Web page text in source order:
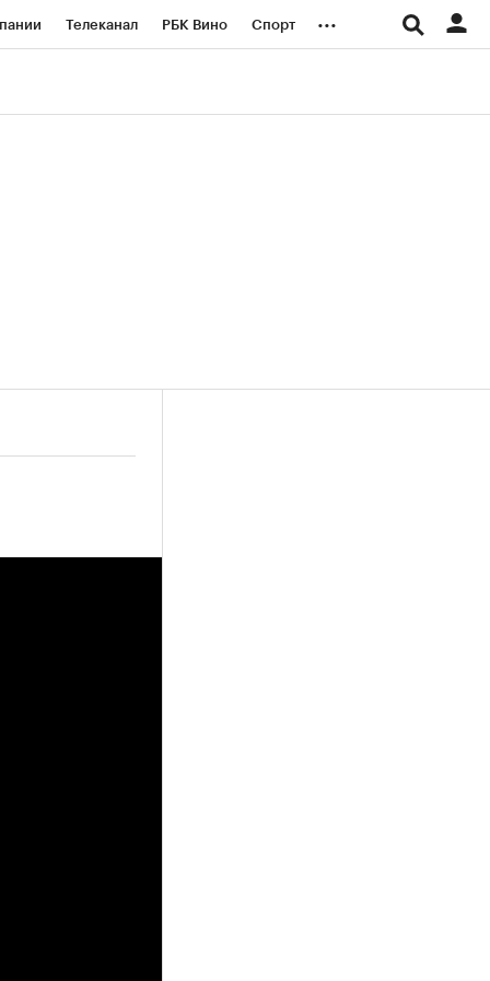
Телеканал РБК Вино Спорт ...